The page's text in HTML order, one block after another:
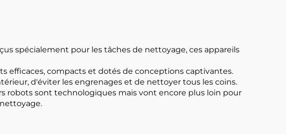
spécialement pour les tâches de nettoyage, ces appareils
efficaces, compacts et dotés de conceptions captivantes.
d'éviter les engrenages et de nettoyer tous les coins.
robots sont technologiques mais vont encore plus loin pour